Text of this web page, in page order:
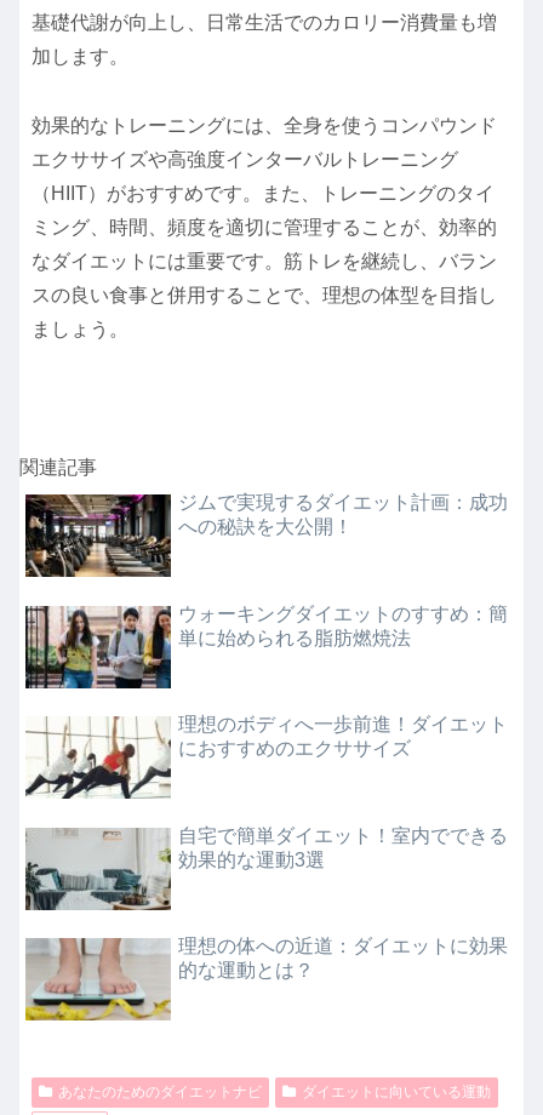
基礎代謝が向上し、日常生活でのカロリー消費量も増
加します。
効果的なトレーニングには、全身を使うコンパウンド
エクササイズや高強度インターバルトレーニング
（HIIT）がおすすめです。また、トレーニングのタイ
ミング、時間、頻度を適切に管理することが、効率的
なダイエットには重要です。筋トレを継続し、バラン
スの良い食事と併用することで、理想の体型を目指し
ましょう。
関連記事
ジムで実現するダイエット計画：成功
への秘訣を大公開！
ウォーキングダイエットのすすめ：簡
単に始められる脂肪燃焼法
理想のボディへ一歩前進！ダイエット
におすすめのエクササイズ
自宅で簡単ダイエット！室内でできる
効果的な運動3選
理想の体への近道：ダイエットに効果
的な運動とは？
あなたのためのダイエットナビ
ダイエットに向いている運動